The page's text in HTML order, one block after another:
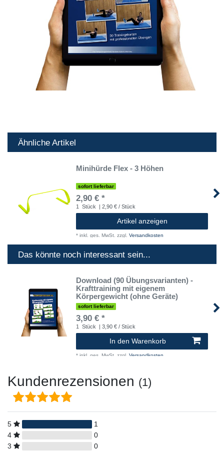
Ähnliche Artikel
Minihürde Flex - 3 Höhen
sofort lieferbar
2,90 € *
1 Stück | 2,90 € / Stück
Artikel anzeigen
* inkl. ges. MwSt. zzgl. Versandkosten
Das könnte noch interessant sein...
Download (90 Übungsvarianten) -
Krafttraining mit eigenem
Körpergewicht (ohne Geräte)
sofort lieferbar
3,90 € *
1 Stück | 3,90 € / Stück
In den Warenkorb
* inkl. ges. MwSt. zzgl. Versandkosten
Kundenrezensionen (1)
5
1
4
0
3
0